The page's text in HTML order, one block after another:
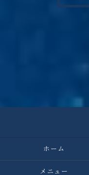
ホーム
メニュー